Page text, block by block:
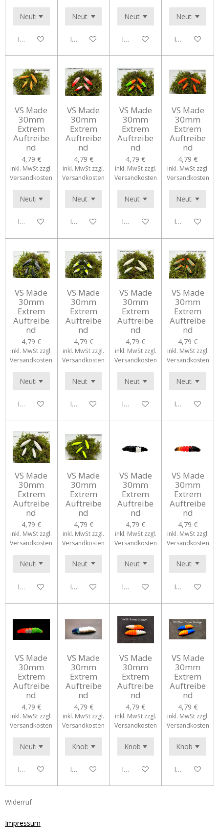
In den WarenkorbIn den WarenkorbIn den WarenkorbIn den
VS Made
30mm
Extrem
Auftreibe
nd
4,79 €
inkl. MwSt zzgl.
Versandkosten
In den Warenkorb
VS Made
30mm
Extrem
Auftreibe
nd
4,79 €
inkl. MwSt zzgl.
Versandkosten
In den Warenkorb
VS Made
30mm
Extrem
Auftreibe
nd
4,79 €
inkl. MwSt zzgl.
Versandkosten
In den Warenkorb
VS Made
30mm
Extrem
Auftreibe
nd
4,79 €
inkl. MwSt zzgl.
Versandkosten
In den
VS Made
30mm
Extrem
Auftreibe
nd
4,79 €
inkl. MwSt zzgl.
Versandkosten
In den Warenkorb
VS Made
30mm
Extrem
Auftreibe
nd
4,79 €
inkl. MwSt zzgl.
Versandkosten
In den Warenkorb
VS Made
30mm
Extrem
Auftreibe
nd
4,79 €
inkl. MwSt zzgl.
Versandkosten
In den Warenkorb
VS Made
30mm
Extrem
Auftreibe
nd
4,79 €
inkl. MwSt zzgl.
Versandkosten
In den
VS Made
30mm
Extrem
Auftreibe
nd
4,79 €
inkl. MwSt zzgl.
Versandkosten
In den Warenkorb
VS Made
30mm
Extrem
Auftreibe
nd
4,79 €
inkl. MwSt zzgl.
Versandkosten
In den Warenkorb
VS Made
30mm
Extrem
Auftreibe
nd
4,79 €
inkl. MwSt zzgl.
Versandkosten
In den Warenkorb
VS Made
30mm
Extrem
Auftreibe
nd
4,79 €
inkl. MwSt zzgl.
Versandkosten
In den
VS Made
30mm
Extrem
Auftreibe
nd
4,79 €
inkl. MwSt zzgl.
Versandkosten
In den Warenkorb
VS Made
30mm
Extrem
Auftreibe
nd
4,79 €
inkl. MwSt zzgl.
Versandkosten
In den Warenkorb
VS Made
30mm
Extrem
Auftreibe
nd
4,79 €
inkl. MwSt zzgl.
Versandkosten
In den Warenkorb
VS Made
30mm
Extrem
Auftreibe
nd
4,79 €
inkl. MwSt zzgl.
Versandkosten
In den
Widerruf
Impressum